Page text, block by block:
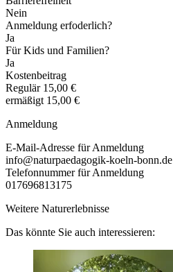
Nein
Anmeldung erfoderlich?
Ja
Für Kids und Familien?
Ja
Kostenbeitrag
Regulär 15,00 €
ermäßigt 15,00 €
Anmeldung
E-Mail-Adresse für Anmeldung
info@naturpaedagogik-koeln-bonn.de
Telefonnummer für Anmeldung
017696813175
Weitere Naturerlebnisse
Das könnte Sie auch interessieren: